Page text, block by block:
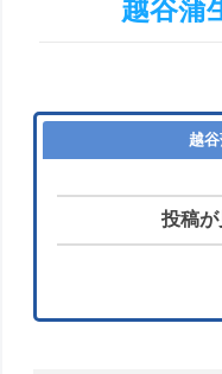
越谷蒲
越
投稿が